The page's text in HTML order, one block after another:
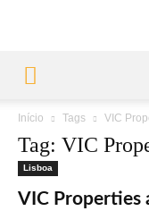
Início Tags VIC
Tag: VIC
Lisboa
VIC Properties